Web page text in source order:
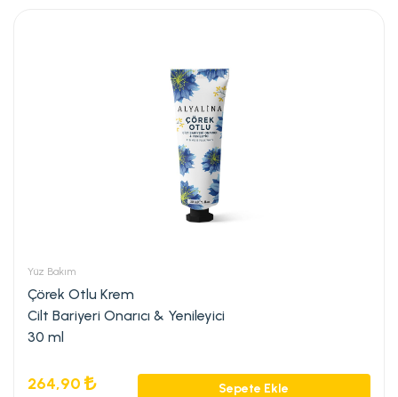
Yüz Bakım
Çörek Otlu Krem
Cilt Bariyeri Onarıcı & Yenileyici
30 ml
264,90 Sepete Ekle